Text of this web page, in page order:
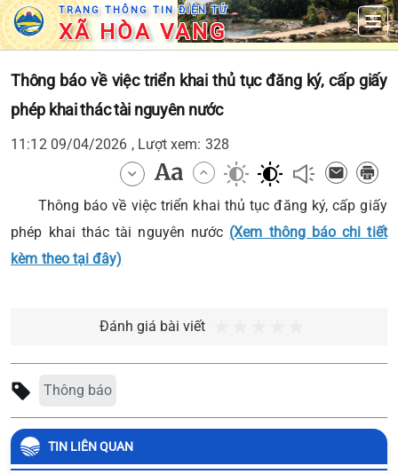
TRANG THÔNG TIN ĐIỆN TỬ
XÃ HÒA VANG
Thông báo về việc triển khai thủ tục đăng ký, cấp giấy
phép khai thác tài nguyên nước
11:12 09/04/2026 , Lượt xem: 328
Thông báo về việc triển khai thủ tục đăng ký, cấp giấy
phép khai thác tài nguyên nước (Xem thông báo chi tiết
kèm theo tại đây)
Đánh giá bài viết
Thông báo
TIN LIÊN QUAN